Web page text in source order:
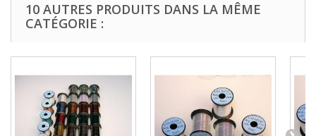
10 AUTRES PRODUITS DANS LA MÊME
CATÉGORIE :